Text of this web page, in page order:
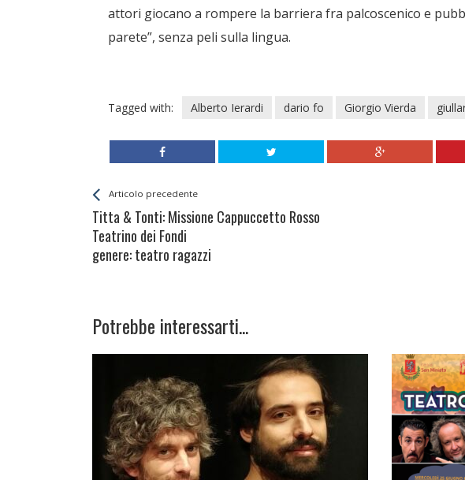
attori giocano a rompere la barriera fra palcoscenico e
parete”, senza peli sulla lingua.
Tagged with: Alberto Ierardi dario fo Giorgio Vierda
LeggiArticolo precedente
Titta & Tonti: Missione Cappuccetto Rosso
Teatrino dei Fondi
genere: teatro ragazzi
Back
All
Entries
Potrebbe interessarti...